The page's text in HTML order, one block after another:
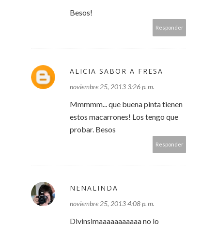
Besos!
Responder
ALICIA SABOR A FRESA
noviembre 25, 2013 3:26 p. m.
Mmmmm... que buena pinta tienen
estos macarrones! Los tengo que
probar. Besos
Responder
NENALINDA
noviembre 25, 2013 4:08 p. m.
Divinsimaaaaaaaaaaa no lo